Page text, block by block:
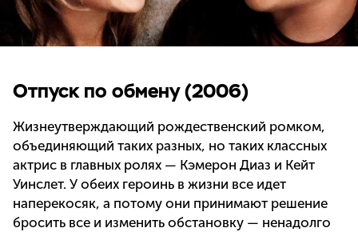
Отпуск по обмену (2006)
Жизнеутверждающий рождественский ромком,
объединяющий таких разных, но таких классных
актрис в главных ролях — Кэмерон Диаз и Кейт
Уинслет. У обеих героинь в жизни все идет
наперекосяк, а потому они принимают решение
бросить все и изменить обстановку — ненадолго